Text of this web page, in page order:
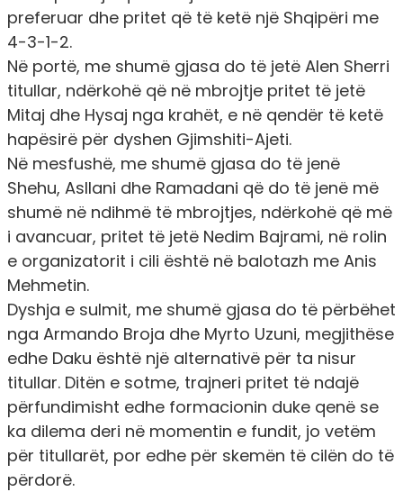
preferuar dhe pritet që të ketë një Shqipëri me
4-3-1-2.
Në portë, me shumë gjasa do të jetë Alen Sherri
titullar, ndërkohë që në mbrojtje pritet të jetë
Mitaj dhe Hysaj nga krahët, e në qendër të ketë
hapësirë për dyshen Gjimshiti-Ajeti.
Në mesfushë, me shumë gjasa do të jenë
Shehu, Asllani dhe Ramadani që do të jenë më
shumë në ndihmë të mbrojtjes, ndërkohë që më
i avancuar, pritet të jetë Nedim Bajrami, në rolin
e organizatorit i cili është në balotazh me Anis
Mehmetin.
Dyshja e sulmit, me shumë gjasa do të përbëhet
nga Armando Broja dhe Myrto Uzuni, megjithëse
edhe Daku është një alternativë për ta nisur
titullar. Ditën e sotme, trajneri pritet të ndajë
përfundimisht edhe formacionin duke qenë se
ka dilema deri në momentin e fundit, jo vetëm
për titullarët, por edhe për skemën të cilën do të
përdorë.